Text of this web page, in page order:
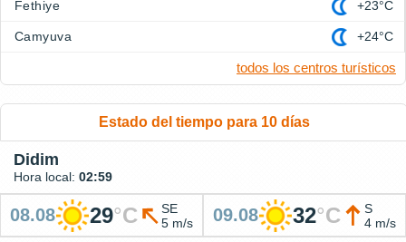
Fethiye +23°C
Camyuva +24°C
todos los centros turísticos
Estado del tiempo para 10 días
Didim
Hora local: 02:59
08.08 29°C
SE
5 m/s
09.08 32°C
S
4 m/s